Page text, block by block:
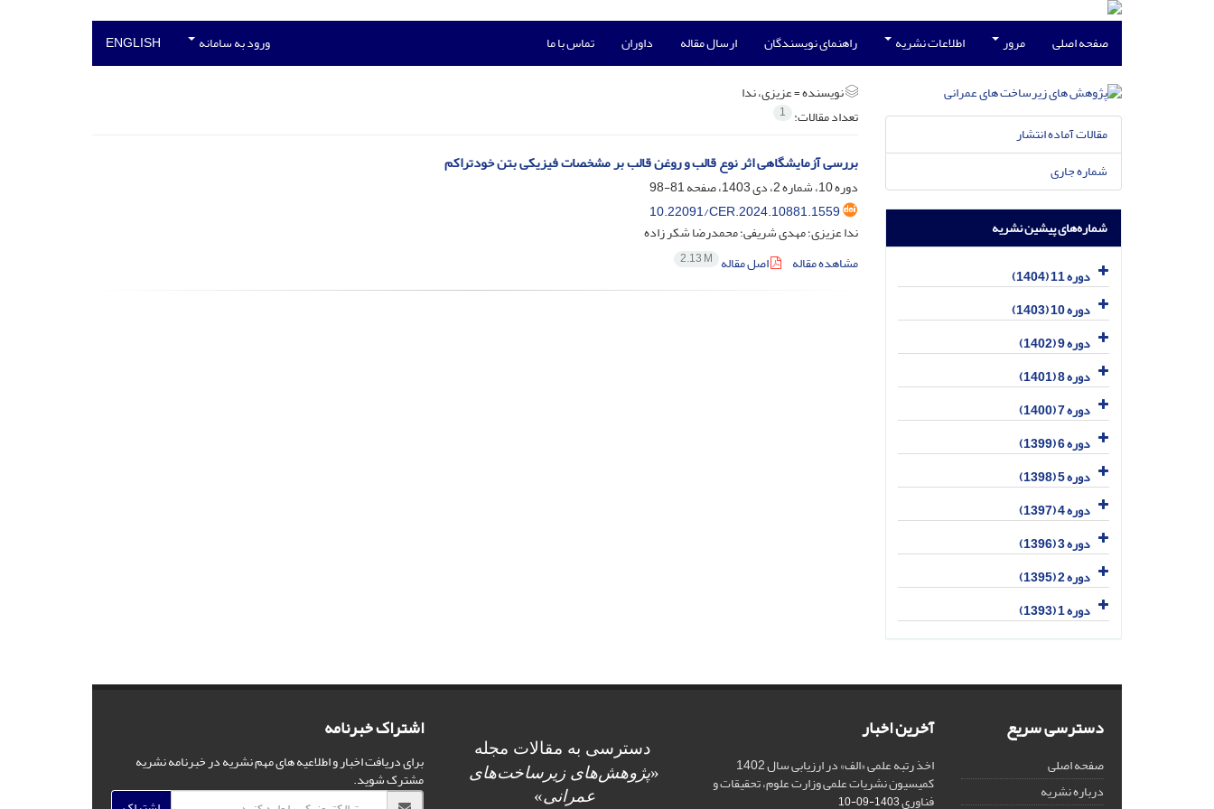
صفحه اصلی مرور اطلاعات نشریه راهنمای نویسندگان ارسال مقاله داوران تماس با ما ورود به سامانه ENGLISH
نویسنده =عزیزی، ندا
تعداد مقالات: 1
بررسی آزمایشگاهی اثر نوع قالب و روغن قالب بر مشخصات فیزیکی بتن خودتراکم
دوره 10، شماره 2، دی 1403، صفحه
81-98
10.22091/CER.2024.10881.1559
ندا عزیزی؛ مهدی شریفی؛ محمدرضا شکر زاده
مشاهده مقاله
اصل مقاله 2.13 M
مقالات آماده انتشار
شماره جاری
شماره‌های پیشین نشریه
دوره 11 (1404)
دوره 10 (1403)
دوره 9 (1402)
دوره 8 (1401)
دوره 7 (1400)
دوره 6 (1399)
دوره 5 (1398)
دوره 4 (1397)
دوره 3 (1396)
دوره 2 (1395)
دوره 1 (1393)
دسترسی سریع
صفحه اصلی
درباره نشریه
آخرین اخبار
اخذ رتبه علمی «الف» در ارزیابی سال 1402
کمیسیون نشریات علمی وزارت علوم، تحقیقات و
فناوری1403-09-10
دسترسی به مقالات مجله
«پژوهش‌های زیرساخت‌های
عمرانی»
اشتراک خبرنامه
برای دریافت اخبار و اطلاعیه های مهم نشریه در خبرنامه نشریه
مشترک شوید.